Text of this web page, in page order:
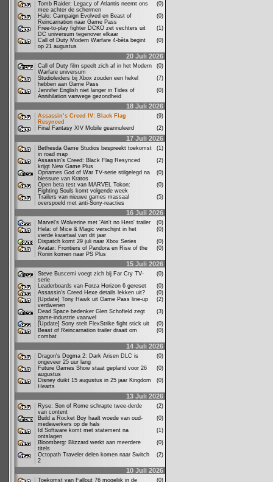
Tomb Raider: Legacy of Atlantis neemt ons
mee achter de schermen
(0)
Halo: Campaign Evolved en Beast of
Reincarnation naar Game Pass
(0)
Free-to-play fighter DCKO zet vechters uit
DC universum tegenover elkaar
(1)
Call of Duty Modern Warfare 4-bèta begint
op 21 augustus
(0)
20 Juli 2026
Call of Duty film speelt zich af in het Modern
Warfare universum
(0)
Studioleiders bij Xbox zouden een hekel
hebben aan Game Pass
(7)
Jennifer English niet langer in Tides of
Annihilation vanwege gezondheid
(0)
18 Juli 2026
Assassin’s Creed IV: Black Flag
Resynced
(9)
Final Fantasy XIV Mobile geannuleerd
(2)
17 Juli 2026
Bethesda Game Studios bespreekt toekomst
in road map
(1)
Assassin's Creed: Black Flag Resynced
krijgt New Game Plus
(2)
Opnames God of War TV-serie stilgelegd na
blessure van Kratos
(0)
Open beta test van MARVEL Tokon:
Fighting Souls komt volgende week
(0)
Trailers van nieuwe games massaal
overspoeld met anti-Sony-reacties
(5)
16 Juli 2026
Marvel's Wolverine met 'Ain't no Hero' trailer
(0)
Hela: of Mice & Magic verschijnt in het
vierde kwartaal van dit jaar
(0)
Dispatch komt 29 juli naar Xbox Series
(0)
Avatar: Frontiers of Pandora en Rise of the
Ronin komen naar PS Plus
(0)
15 Juli 2026
Steve Buscemi voegt zich bij Far Cry TV-
serie
(0)
Leaderboards van Forza Horizon 6 gereset
(0)
Assassin's Creed Hexe details lekken uit?
(0)
[Update] Tony Hawk uit Game Pass line-up
verdwenen
(2)
Dead Space bedenker Glen Schofield zegt
game-industrie vaarwel
(3)
[Update] Sony stelt FlexStrike fight stick uit
(0)
Beast of Reincarnation trailer draait om
combat
(0)
14 Juli 2026
Dragon's Dogma 2: Dark Arisen DLC is
ongeveer 25 uur lang
(0)
Future Games Show staat gepland voor 26
augustus
(0)
Disney duikt 15 augustus in 25 jaar Kingdom
Hearts
(0)
13 Juli 2026
Ryse: Son of Rome schrapte twee-derde
van content
(2)
Build a Rocket Boy haalt woede van oud-
medewerkers op de hals
(0)
Id Software komt met statement na
ontslagen
(1)
Bloomberg: Blizzard werkt aan meerdere
titels
(0)
Octopath Traveler delen komen naar Switch
2
(2)
10 Juli 2026
Toekomst van Fallout 76 mogelijk in de (0)